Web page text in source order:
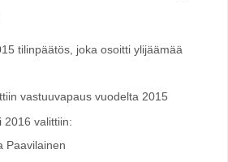
tilinpäätös, joka osoitti ylijäämää
vastuuvapaus vuodelta 2015
2016 valittiin:
Paavilainen